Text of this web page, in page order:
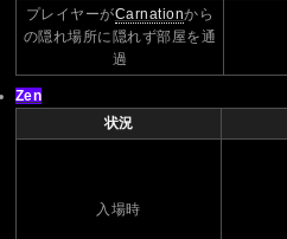
プレイヤーがCarnationから
の隠れ場所に隠れず部屋を通
過
Zen
状況
入場時